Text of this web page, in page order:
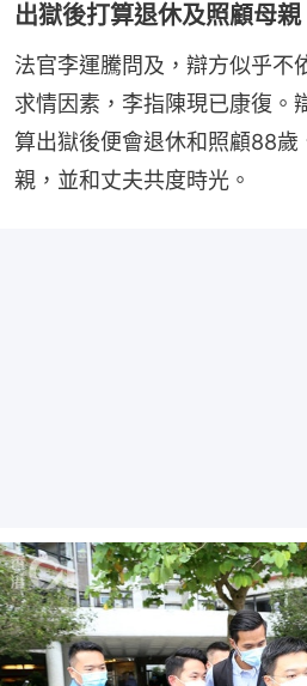
出獄後打算退休及照顧母親
法官李運騰問及，辯方似乎不
求情因素，李指陳現已康復。
算出獄後便會退休和照顧88歲
親，並和丈夫共度時光。